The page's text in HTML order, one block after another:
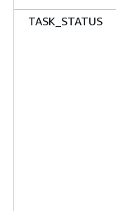
TASK_STATUS